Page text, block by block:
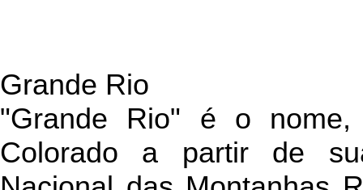
Grande Rio
"Grande Rio" é o
Colorado a partir de